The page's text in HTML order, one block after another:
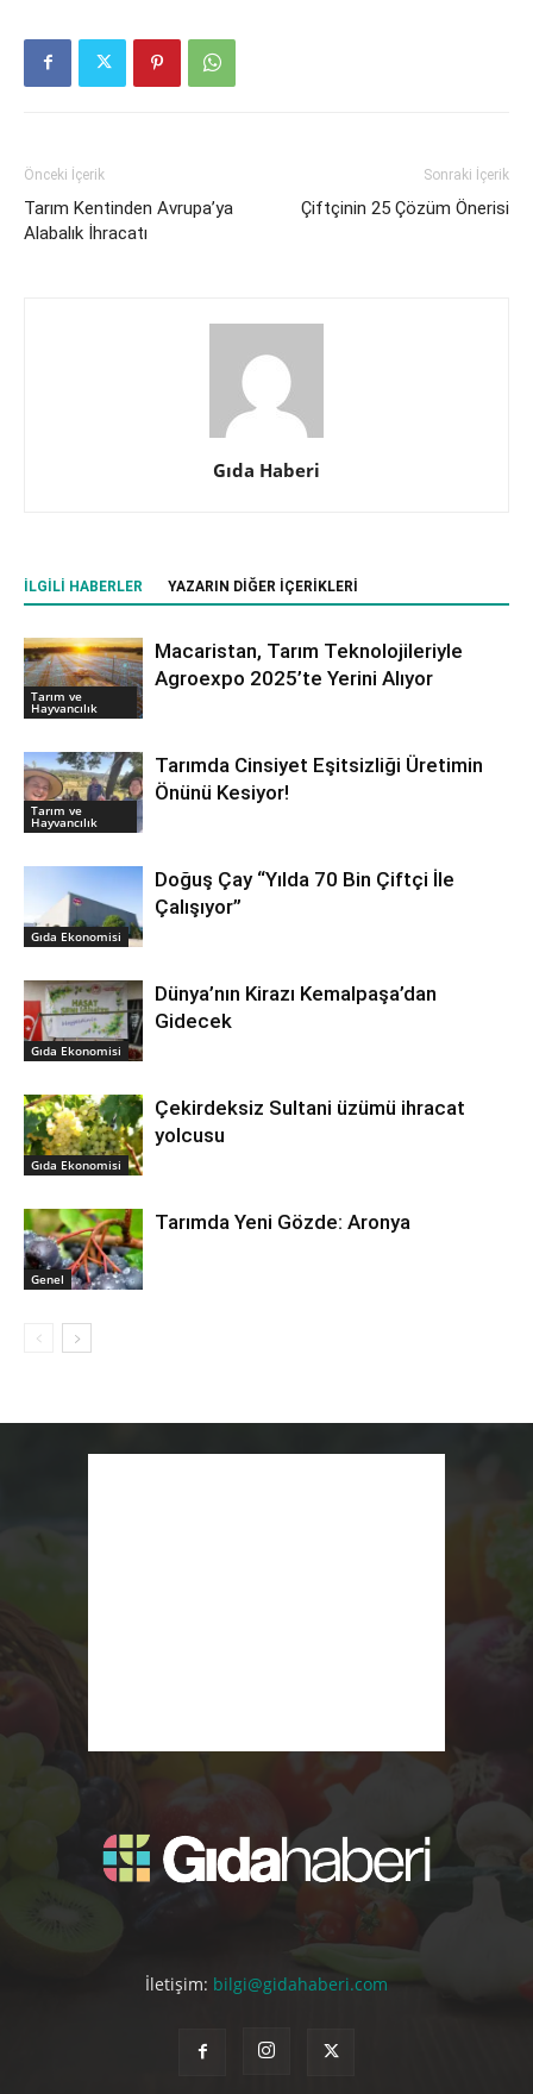
Önceki İçerik
Tarım Kentinden Avrupa’ya
Alabalık İhracatı
Sonraki İçerik
Çiftçinin 25 Çözüm Önerisi
Gıda Haberi
İLGILI HABERLER YAZARIN DIĞER İÇERIKLERI
Tarım ve
Hayvancılık
Macaristan, Tarım Teknolojileriyle
Agroexpo 2025’te Yerini Alıyor
Tarım ve
Hayvancılık
Tarımda Cinsiyet Eşitsizliği Üretimin
Önünü Kesiyor!
Gıda Ekonomisi
Doğuş Çay “Yılda 70 Bin Çiftçi İle
Çalışıyor”
Gıda Ekonomisi
Dünya’nın Kirazı Kemalpaşa’dan
Gidecek
Gıda Ekonomisi
Çekirdeksiz Sultani üzümü ihracat
yolcusu
Genel
Tarımda Yeni Gözde: Aronya
İletişim: bilgi@gidahaberi.com